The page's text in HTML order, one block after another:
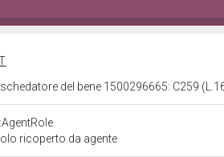
schedatore del bene 1500296665: C259
ricoperto da agente